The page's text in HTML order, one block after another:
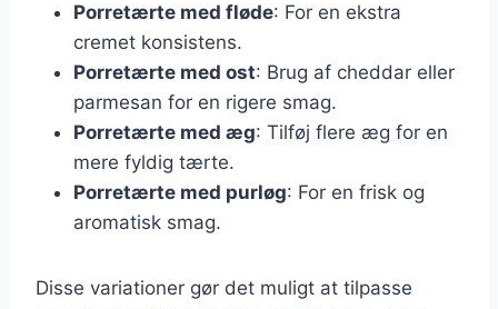
Porretærte med fløde: For en ekstra
cremet konsistens.
Porretærte med ost: Brug af cheddar eller
parmesan for en rigere smag.
Porretærte med æg: Tilføj flere æg for en
mere fyldig tærte.
Porretærte med purløg: For en frisk og
aromatisk smag.
Disse variationer gør det muligt at tilpasse